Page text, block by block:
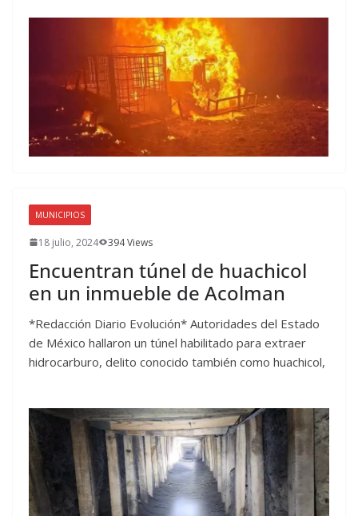
MUNICIPIOS
18 julio, 2024 394 Views
Encuentran túnel de huachicol
en un inmueble de Acolman
*Redacción Diario Evolución* Autoridades del Estado
de México hallaron un túnel habilitado para extraer
hidrocarburo, delito conocido también como huachicol,